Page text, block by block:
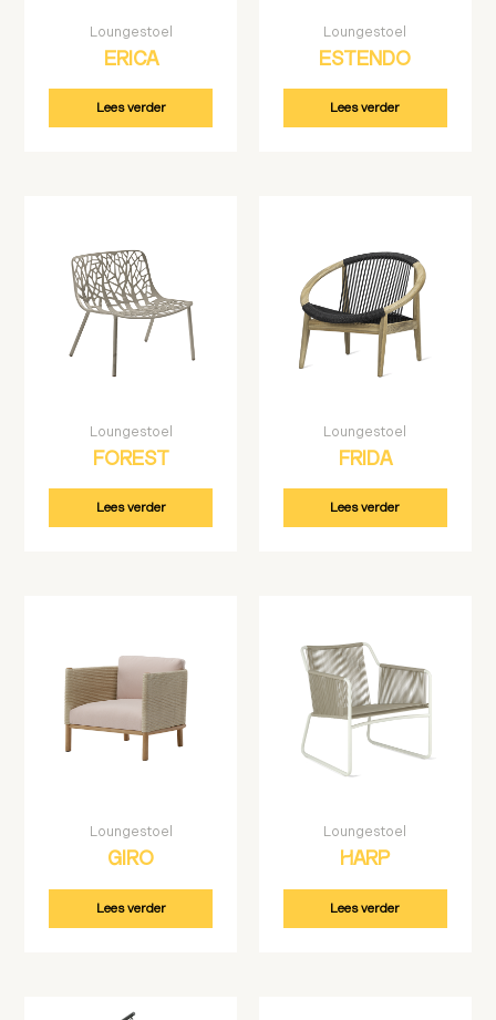
Loungestoel
ERICA
Lees verder
Loungestoel
ESTENDO
Lees verder
Loungestoel
FOREST
Lees verder
Loungestoel
FRIDA
Lees verder
Loungestoel
GIRO
Lees verder
Loungestoel
HARP
Lees verder